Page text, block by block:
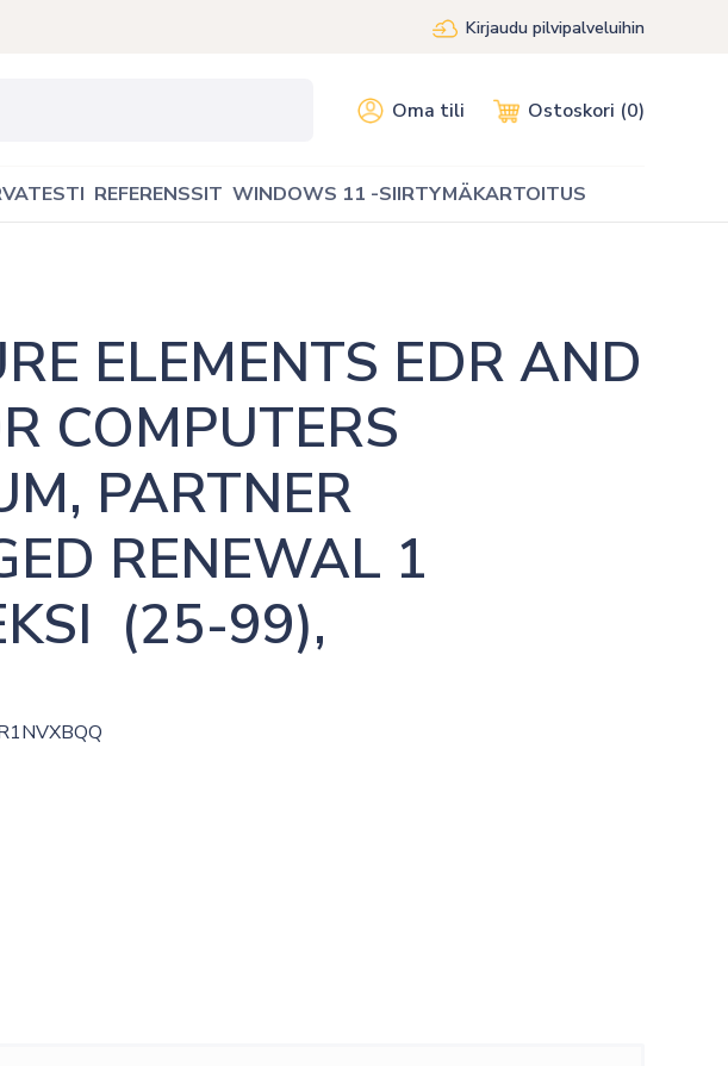
Kirjaudu pilvipalveluihin
Oma tili Ostoskori (0)
REFERENSSIT WINDOWS 11 -SIIRTYMÄKARTOITUS
ELEMENTS EDR AND
COMPUTERS
PARTNER
RENEWAL 1
(25-99),